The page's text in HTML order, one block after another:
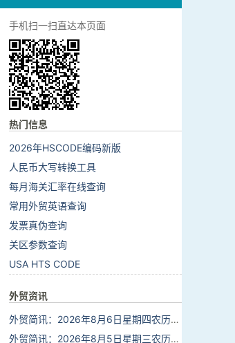
手机扫一扫直达本页面
热门信息
2026年HSCODE编码新版
人民币大写转换工具
每月海关汇率在线查询
常用外贸英语查询
发票真伪查询
关区参数查询
USA HTS CODE
外贸资讯
外贸简讯：2026年8月6日星期四农历六月廿四
外贸简讯：2026年8月5日星期三农历六月廿三